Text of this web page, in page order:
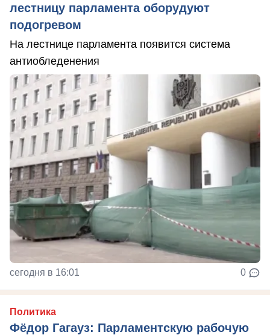
лестницу парламента оборудуют
подогревом
На лестнице парламента появится система
антиобледенения
сегодня в 16:01 0
Политика
Фёдор Гагауз: Парламентскую рабочую